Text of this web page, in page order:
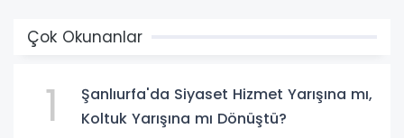
Çok Okunanlar
1
Şanlıurfa'da Siyaset Hizmet Yarışına mı,
Koltuk Yarışına mı Dönüştü?